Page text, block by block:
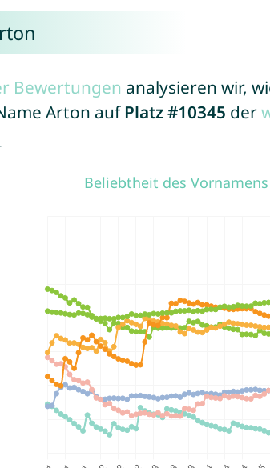
Bewertungen analysieren wir,
Arton auf Platz #10345 der